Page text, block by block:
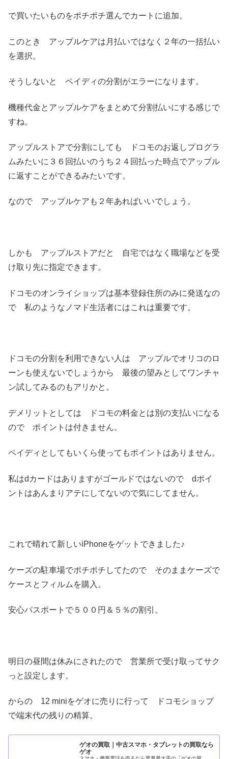
で買いたいものをポチポチ選んでカートに追加。
このとき アップルケアは月払いではなく２年の一括払い
を選択。
そうしないと ペイディの分割がエラーになります。
機種代金とアップルケアをまとめて分割払いにする感じで
すね。
アップルストアで分割にしても ドコモのお返しプログラ
ムみたいに３６回払いのうち２４回払った時点でアップル
に返すことができるみたいです。
なので アップルケアも２年あればいいでしょう。
しかも アップルストアだと 自宅ではなく職場などを受
け取り先に指定できます。
ドコモのオンライショップは基本登録住所のみに発送なの
で 私のようなノマド生活者にはこれは重要です。
ドコモの分割を利用できない人は アップルでオリコのロ
ーンも使えないでしょうから 最後の望みとしてワンチャ
ン試してみるのもアリかと。
デメリットとしては ドコモの料金とは別の支払いになる
ので ポイントは付きません。
ペイディとしてもいくら使ってもポイントはありません。
私はdカードはありますがゴールドではないので dポイ
ントはあんまりアテにしてないので気にしてません。
これで晴れて新しいiPhoneをゲットできました♪
ケーズの駐車場でポチポチしてたので そのままケーズで
ケースとフィルムを購入。
安心パスポートで５００円＆５％の割引。
明日の昼間は休みにされたので 営業所で受け取ってサク
っと設定します。
からの 12 miniをゲオに売りに行って ドコモショップ
で端末代の残りの精算。
ゲオの買取｜中古スマホ・タブレットの買取なら
ゲオ